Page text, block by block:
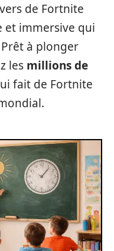
de Fortnite
et immersive qui
à plonger
les millions de
fait de Fortnite